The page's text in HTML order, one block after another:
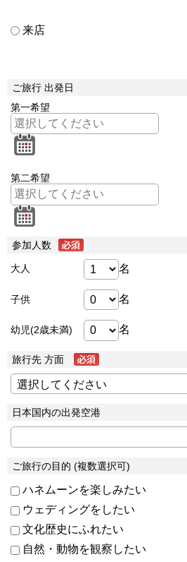
来店
ご旅行 出発日
第一希望
第二希望
参加人数
大人 名
子供 名
幼児(2歳未満) 名
旅行先 方面
日本国内の出発空港
ご旅行の目的 (複数選択可)
ハネムーンを楽しみたい
ウェディングをしたい
文化歴史にふれたい
自然・動物を観察したい